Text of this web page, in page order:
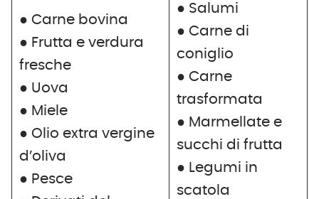
● Carne bovina
● Frutta e verdura
fresche
● Uova
● Miele
● Olio extra vergine
d’oliva
● Pesce
● Salumi
● Carne di
coniglio
● Carne
trasformata
● Marmellate e
succhi di frutta
● Legumi in
scatola